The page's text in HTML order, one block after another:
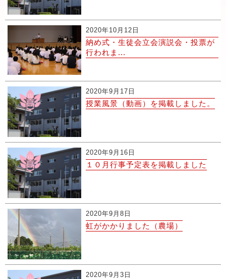
2020年10月12日
納め式・生徒会立会演説会・投票が
行われま...
2020年9月17日
授業風景（動画）を掲載しました。
2020年9月16日
１０月行事予定表を掲載しました
2020年9月8日
虹がかかりました（農場）
2020年9月3日